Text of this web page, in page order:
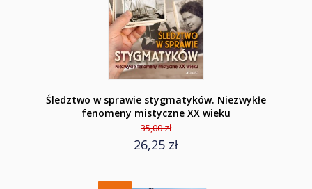
Śledztwo w sprawie stygmatyków. Niezwykłe
fenomeny mistyczne XX wieku
35,00 zł
26,25 zł